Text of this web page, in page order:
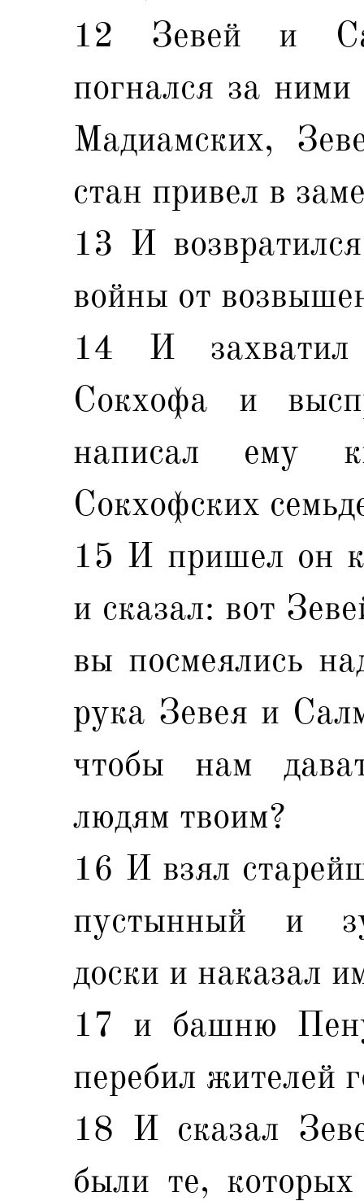
12 Зевей и
погнался за
Мадиамских,
стан привел в
13 И
войны от
14 И
Сокхофа и
написал ему
Сокхофских
15 И пришел он
и сказал: вот
вы посмеялись
рука Зевея и
чтобы нам
людям твоим?
16 И взял
пустынный и
доски и наказал
17 и башню
перебил жителей
18 И сказал
были те,